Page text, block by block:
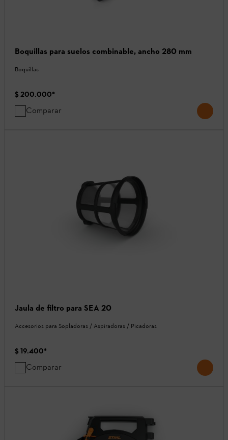
Boquillas para suelos combinable, ancho 280 mm
Boquillas
$ 200.000*
Comparar
Jaula de filtro para SEA 20
Accesorios para Sopladoras / Aspiradoras / Picadoras
$ 19.400*
Comparar